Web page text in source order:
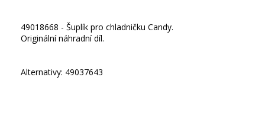
49018668 - Šuplík pro chladničku Candy.
Originální náhradní díl.
Alternativy: 49037643